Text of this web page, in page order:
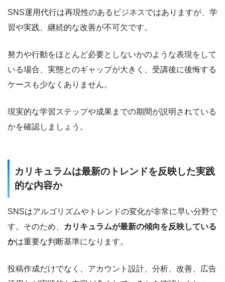
SNS運用代行は再現性のあるビジネスではありますが、学
習や実践、継続的な改善が不可欠です。
努力や行動をほとんど必要としないかのような表現をして
いる場合、実態とのギャップが大きく、受講後に後悔する
ケースも少なくありません。
現実的な学習ステップや成果までの期間が説明されている
かを確認しましょう。
カリキュラムは最新のトレンドを反映した実践
的な内容か
SNSはアルゴリズムやトレンドの変化が非常に早い分野で
す。そのため、
カリキュラムが最新の傾向を反映している
かは重要な判断基準になります。
投稿作成だけでなく、アカウント設計、分析、改善、広告